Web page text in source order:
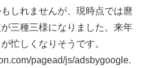
しれませんが、現時点では麿
三種三様になりました。来年
忙しくなりそうです。
pagead/js/adsbygoogle.